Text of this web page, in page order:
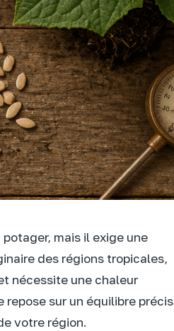
mais il exige une
des régions tropicales,
nécessite une chaleur
sur un équilibre précis
votre région.